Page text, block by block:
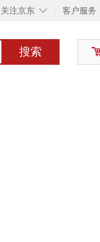
◇
关注京东 客户服务
搜索